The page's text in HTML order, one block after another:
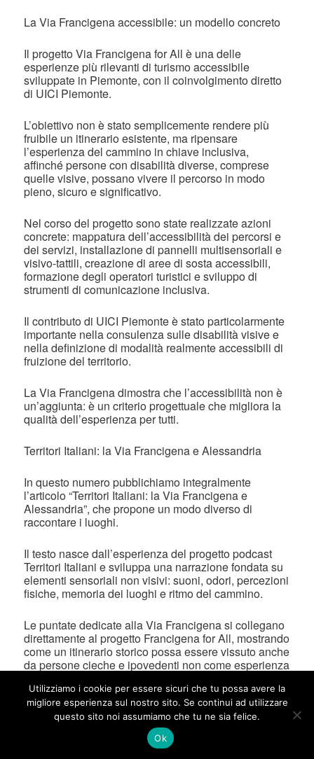
La Via Francigena accessibile: un modello concreto
Il progetto Via Francigena for All è una delle
esperienze più rilevanti di turismo accessibile
sviluppate in Piemonte, con il coinvolgimento diretto
di UICI Piemonte.
L’obiettivo non è stato semplicemente rendere più
fruibile un itinerario esistente, ma ripensare
l’esperienza del cammino in chiave inclusiva,
affinché persone con disabilità diverse, comprese
quelle visive, possano vivere il percorso in modo
pieno, sicuro e significativo.
Nel corso del progetto sono state realizzate azioni
concrete: mappatura dell’accessibilità dei percorsi e
dei servizi, installazione di pannelli multisensoriali e
visivo-tattili, creazione di aree di sosta accessibili,
formazione degli operatori turistici e sviluppo di
strumenti di comunicazione inclusiva.
Il contributo di UICI Piemonte è stato particolarmente
importante nella consulenza sulle disabilità visive e
nella definizione di modalità realmente accessibili di
fruizione del territorio.
La Via Francigena dimostra che l’accessibilità non è
un’aggiunta: è un criterio progettuale che migliora la
qualità dell’esperienza per tutti.
Territori Italiani: la Via Francigena e Alessandria
In questo numero pubblichiamo integralmente
l’articolo “Territori Italiani: la Via Francigena e
Alessandria”, che propone un modo diverso di
raccontare i luoghi.
Il testo nasce dall’esperienza del progetto podcast
Territori Italiani e sviluppa una narrazione fondata su
elementi sensoriali non visivi: suoni, odori, percezioni
fisiche, memoria dei luoghi e ritmo del cammino.
Le puntate dedicate alla Via Francigena si collegano
direttamente al progetto Francigena for All, mostrando
come un itinerario storico possa essere vissuto anche
da persone cieche e ipovedenti non come esperienza
Accanto alla Via Francigena, l’articolo offre anche
uno sguardo su Alessandria, raccontata attraverso la
sua identità storica, sensoriale e personale.
Utilizziamo i cookie per essere sicuri che tu possa avere la
migliore esperienza sul nostro sito. Se continui ad utilizzare
questo sito noi assumiamo che tu ne sia felice.
Ok